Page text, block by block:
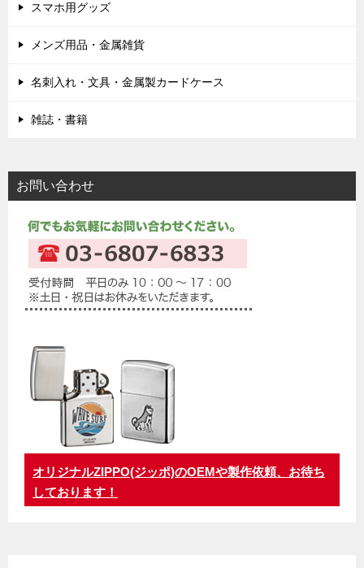
スマホ用グッズ
メンズ用品・金属雑貨
名刺入れ・文具・金属製カードケース
雑誌・書籍
お問い合わせ
オリジナルZIPPO(ジッポ)のOEMや製作依頼、お待ち
しております！